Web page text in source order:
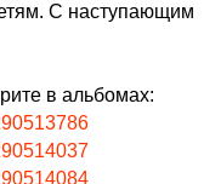
С наступающим
в альбомах: